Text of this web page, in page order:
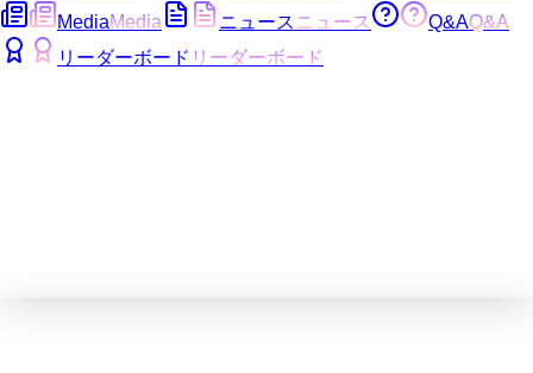
MediaMedia ニュース ニュース Q&AQ&A
リーダーボード リーダーボード